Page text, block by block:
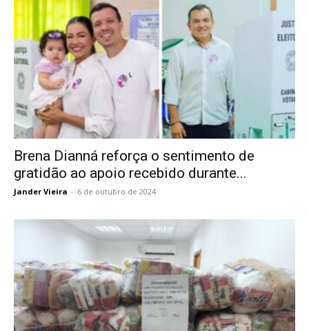
Brena Dianná reforça o sentimento de
gratidão ao apoio recebido durante...
Jander Vieira - 6 de outubro de 2024